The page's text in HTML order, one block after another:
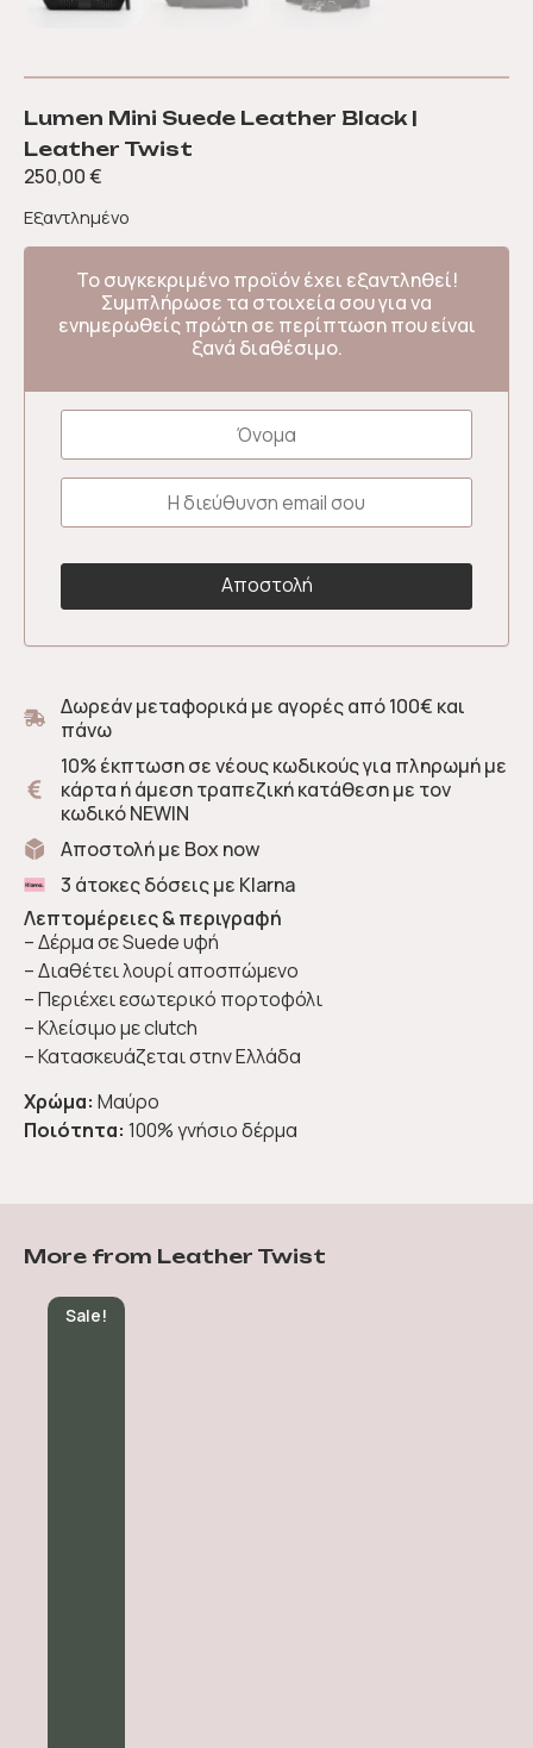
Lumen Mini Suede Leather Black |
Leather Twist
250,00€
Εξαντλημένο
Το συγκεκριμένο προϊόν έχει εξαντληθεί!
Συμπλήρωσε τα στοιχεία σου για να
ενημερωθείς πρώτη σε περίπτωση που είναι
ξανά διαθέσιμο.
Δωρεάν μεταφορικά με αγορές από 100€ και
πάνω
10% έκπτωση σε νέους κωδικούς για πληρωμή με
κάρτα ή άμεση τραπεζική κατάθεση με τον
κωδικό NEWIN
Αποστολή με Box now
3 άτοκες δόσεις με Klarna
Λεπτομέρειες & περιγραφή
– Δέρμα σε Suede υφή
– Διαθέτει λουρί αποσπώμενο
– Περιέχει εσωτερικό πορτοφόλι
– Κλείσιμο με clutch
– Κατασκευάζεται στην Ελλάδα
Χρώμα: Μαύρο
Ποιότητα: 100% γνήσιο δέρμα
More from Leather Twist
Sale!